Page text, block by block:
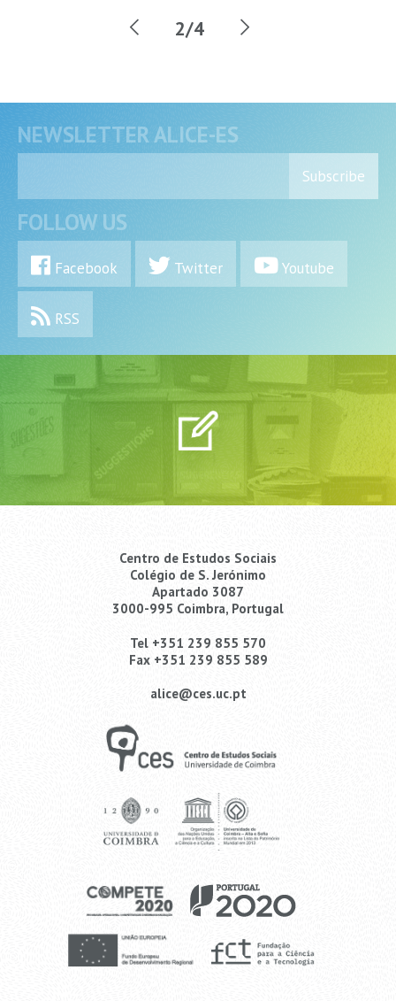
2/4
NEWSLETTER ALICE-ES
Subscribe
FOLLOW US
Facebook Twitter Youtube
RSS
Centro de Estudos Sociais
Colégio de S. Jerónimo
Apartado 3087
3000-995 Coimbra, Portugal
Tel +351 239 855 570
Fax +351 239 855 589
alice@ces.uc.pt